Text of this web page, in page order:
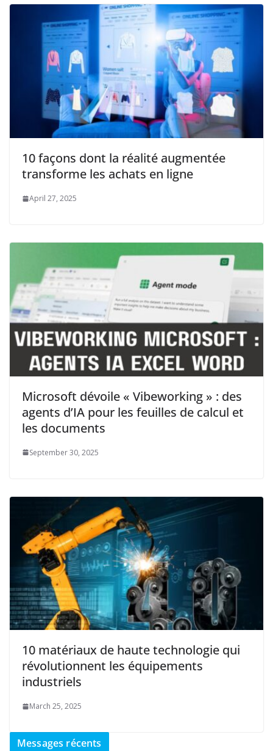
10 façons dont la réalité augmentée
transforme les achats en ligne
April 27, 2025
Microsoft dévoile « Vibeworking » : des
agents d’IA pour les feuilles de calcul et
les documents
September 30, 2025
10 matériaux de haute technologie qui
révolutionnent les équipements
industriels
March 25, 2025
Messages récents